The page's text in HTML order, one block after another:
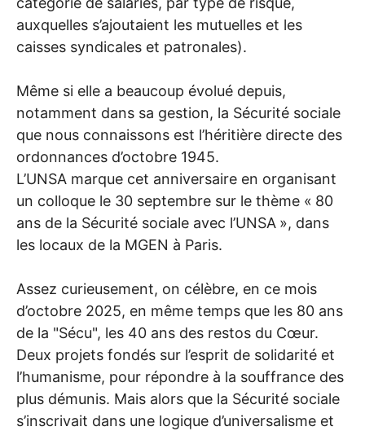
auxquelles s’ajoutaient les mutuelles et les
caisses syndicales et patronales).
Même si elle a beaucoup évolué depuis,
notamment dans sa gestion, la Sécurité sociale
que nous connaissons est l’héritière directe des
ordonnances d’octobre 1945.
L’UNSA marque cet anniversaire en organisant
un colloque le 30 septembre sur le thème « 80
ans de la Sécurité sociale avec l’UNSA », dans
les locaux de la MGEN à Paris.
Assez curieusement, on célèbre, en ce mois
d’octobre 2025, en même temps que les 80 ans
de la "Sécu", les 40 ans des restos du Cœur.
Deux projets fondés sur l’esprit de solidarité et
l’humanisme, pour répondre à la souffrance des
plus démunis. Mais alors que la Sécurité sociale
s’inscrivait dans une logique d’universalisme et